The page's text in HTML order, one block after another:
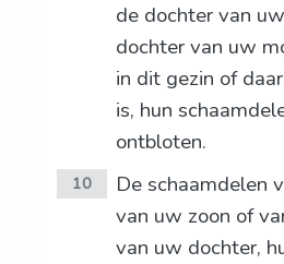
de dochter van
dochter van uw
in dit gezin of
is, hun
ontbloten.
10
De schaamdelen
van uw zoon of
van uw dochter,